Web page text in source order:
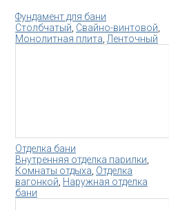
Фундамент для бани
Столбчатый Свайно-винтовой
Монолитная плита Ленточный
Отделка бани
Внутренняя отделка парилки
Комнаты отдыха Отделка
вагонкой Наружная отделка
бани